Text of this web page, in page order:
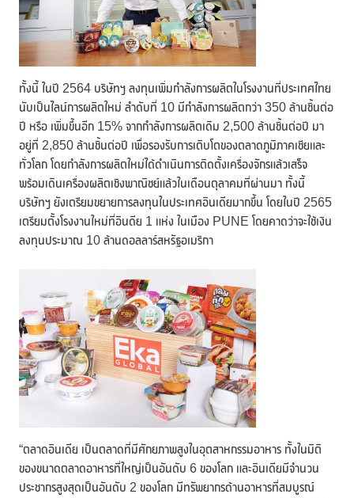
ทั้งนี้ ในปี 2564 บริษัทฯ ลงทุนเพิ่มกำลังการผลิตในโรงงานที่ประเทศไทย
นับเป็นไลน์การผลิตใหม่ ลำดับที่ 10 มีกำลังการผลิตกว่า 350 ล้านชิ้นต่อ
ปี หรือ เพิ่มขึ้นอีก 15% จากกำลังการผลิตเดิม 2,500 ล้านชิ้นต่อปี มา
อยู่ที่ 2,850 ล้านชิ้นต่อปี เพื่อรองรับการเติบโตของตลาดภูมิภาคเชียและ
ทั่วโลก โดยกำลังการผลิตใหม่ได้ดำเนินการติดตั้งเครื่องจักรแล้วเสร็จ
พร้อมเดินเครื่องผลิตเชิงพาณิชย์แล้วในเดือนตุลาคมที่ผ่านมา ทั้งนี้
บริษัทฯ ยังเตรียมขยายการลงทุนในประเทศอินเดียมากขึ้น โดยในปี 2565
เตรียมตั้งโรงงานใหม่ที่อินดีย 1 แห่ง ในเมือง PUNE โดยคาดว่าจะใช้เงิน
ลงทุนประมาณ 10 ล้านดอลลาร์สหรัฐอเมริกา
“ตลาดอินเดีย เป็นตลาดที่มีศักยภาพสูงในอุตสาหกรรมอาหาร ทั้งในมิติ
ของขนาดตลาดอาหารที่ใหญ่เป็นอันดับ 6 ของโลก และอินเดียมีจำนวน
ประชากรสูงสุดเป็นอันดับ 2 ของโลก มีทรัพยากรด้านอาหารที่สมบูรณ์